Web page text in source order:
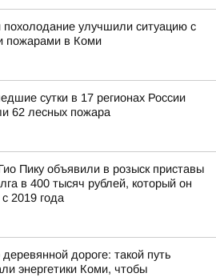
улучшили ситуацию с
пожарами в Коми
сутки в 17 регионах России
62 лесных пожара
Пику объявили в розыск приставы
в 400 тысяч рублей, который он
2019 года
дороге: такой путь
энергетики Коми, чтобы